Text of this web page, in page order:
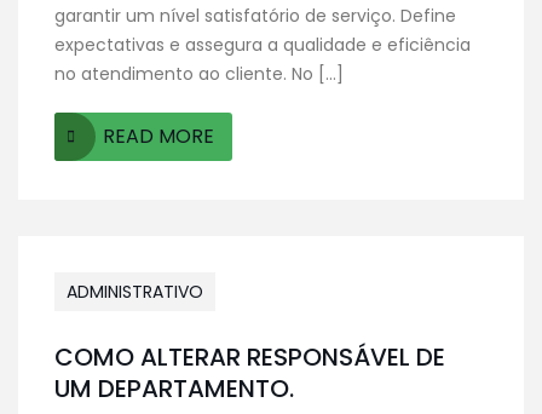
garantir um nível satisfatório de serviço. Define
expectativas e assegura a qualidade e eficiência
no atendimento ao cliente. No […]
READ MORE
ADMINISTRATIVO
COMO ALTERAR RESPONSÁVEL DE
UM DEPARTAMENTO.